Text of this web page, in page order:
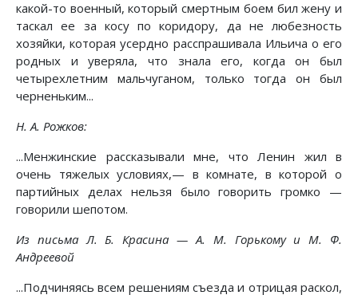
какой-то военный, который смертным боем бил жену и
таскал ее за косу по коридору, да не любезность
хозяйки, которая усердно расспрашивала Ильича о его
родных и уверяла, что знала его, когда он был
четырехлетним мальчуганом, только тогда он был
черненьким...
Н. А. Рожков:
...Менжинские рассказывали мне, что Ленин жил в
очень тяжелых условиях,— в комнате, в которой о
партийных делах нельзя было говорить громко —
говорили шепотом.
Из письма Л. Б. Красина — А. М. Горькому и М. Ф.
Андреевой
...Подчиняясь всем решениям съезда и отрицая раскол,